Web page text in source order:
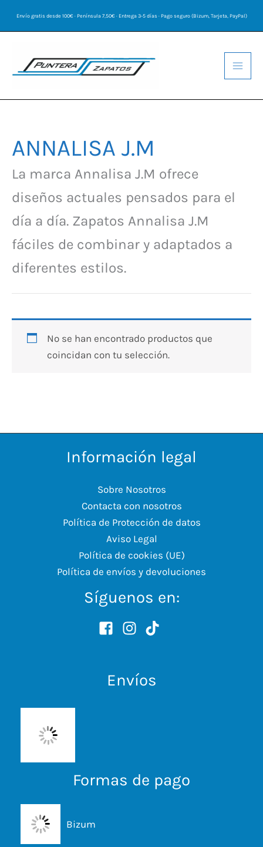
Envío gratis desde 100€ · Península 7,50€ · Entrega 3-5 días · Pago seguro (Bizum, Tarjeta, PayPal)
ANNALISA J.M
La marca Annalisa J.M ofrece
diseños actuales pensados para el
día a día. Zapatos Annalisa J.M
fáciles de combinar y adaptados a
diferentes estilos.
No se han encontrado productos que
coincidan con tu selección.
Información legal
Sobre Nosotros
Contacta con nosotros
Política de Protección de datos
Aviso Legal
Política de cookies (UE)
Política de envíos y devoluciones
Síguenos en:
Envíos
Formas de pago
Bizum